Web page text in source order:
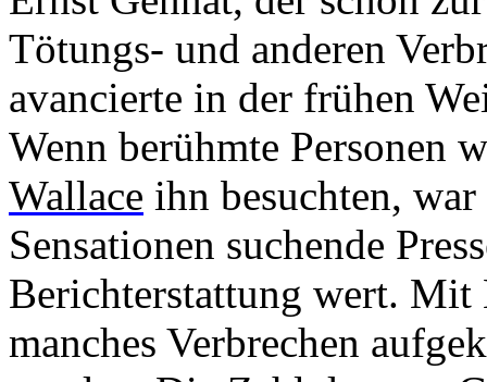
Tötungs- und anderen
avancierte in der frühen
Wenn berühmte Personen
Wallace ihn besuchten,
Sensationen suchende
Berichterstattung wert.
manches Verbrechen